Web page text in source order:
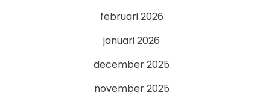
februari 2026
januari 2026
december 2025
november 2025